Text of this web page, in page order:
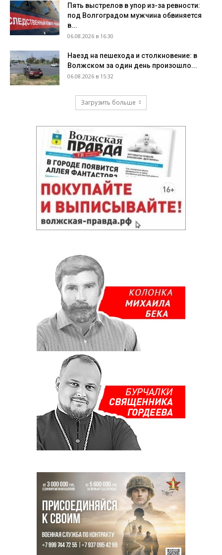
Пять выстрелов в упор из-за ревности:
под Волгоградом мужчина обвиняется
в...
06.08.2026 в 16:30
Наезд на пешехода и столкновение: в
Волжском за один день произошло...
06.08.2026 в 15:32
Загрузить больше